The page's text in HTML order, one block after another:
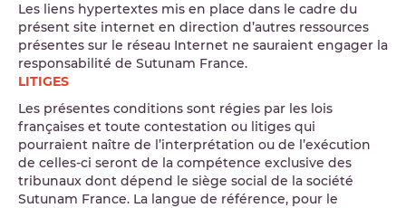
Les liens hypertextes mis en place dans le cadre du
présent site internet en direction d’autres ressources
présentes sur le réseau Internet ne sauraient engager la
responsabilité de Sutunam France.
LITIGES
Les présentes conditions sont régies par les lois
françaises et toute contestation ou litiges qui
pourraient naître de l’interprétation ou de l’exécution
de celles-ci seront de la compétence exclusive des
tribunaux dont dépend le siège social de la société
Sutunam France. La langue de référence, pour le